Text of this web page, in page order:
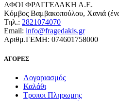
ΑΦΟΙ ΦΡΑΓΓΕΔΑΚΗ Α.Ε.
Κόμβος Βαμβακοπούλου, Χανιά
Τηλ.: 2821074070
Email: info@fragedakis.gr
Αριθμ.ΓΕΜΗ: 074601758000
ΑΓΟΡΕΣ
Λογαριασμός
Καλάθι
Τροποι Πληρωμης